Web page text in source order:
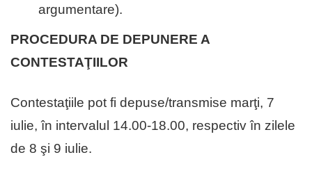
argumentare).
PROCEDURA DE DEPUNERE A
CONTESTAŢIILOR
Contestaţiile pot fi depuse/transmise marţi, 7
iulie, în intervalul 14.00-18.00, respectiv în zilele
de 8 şi 9 iulie.